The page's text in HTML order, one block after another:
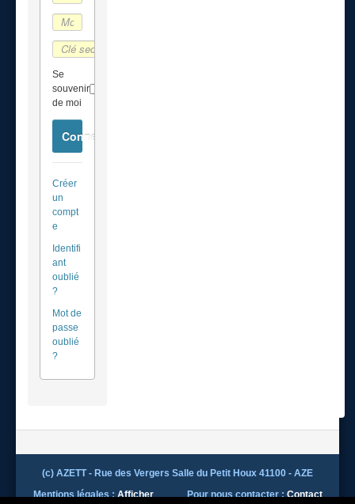
Se
souvenir
de moi
Connexion
Créer
un
compt
e
Identifi
ant
oublié
?
Mot de
passe
oublié
?
(c) AZETT - Rue des Vergers Salle du Petit Houx 41100 - AZE
Mentions légales :Afficher Pour nous contacter :Contact